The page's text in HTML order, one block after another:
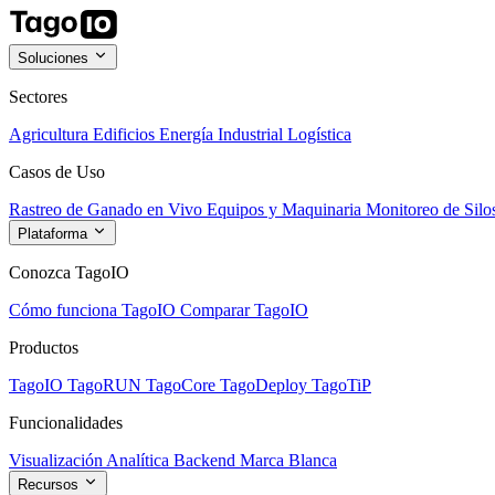
Soluciones
Sectores
Agricultura Edificios Energía Industrial Logística
Casos de Uso
Rastreo de Ganado en Vivo Equipos y Maquinaria Monitoreo de
Plataforma
Conozca TagoIO
Cómo funciona TagoIO Comparar TagoIO
Productos
TagoIO TagoRUN TagoCore TagoDeploy TagoTiP
Funcionalidades
Visualización Analítica Backend Marca Blanca
Recursos